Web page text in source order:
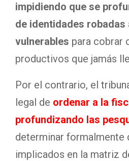
impidiendo que se
de identidades robadas
vulnerables para cobrar
productivos que jamás
Por el contrario, el
legal de ordenar a la
profundizando las
determinar formalmente
implicados en la matriz